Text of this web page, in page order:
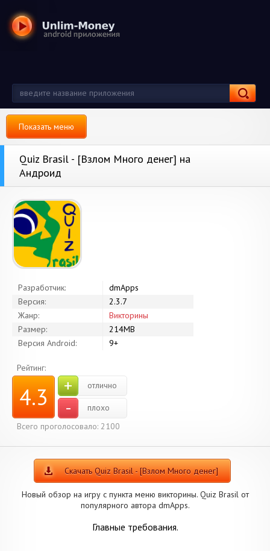
Показать меню
Quiz Brasil - [Взлом Много денег] на
Андроид
Разработчик:
dmApps
Версия:
2.3.7
Жанр:
Викторины
Размер:
214MB
Версия Android:
9+
Рейтинг:
4.3 + отлично
-
плохо
Всего проголосовало: 2100
Скачать Quiz Brasil - [Взлом Много денег]
Новый обзор на игру с пункта меню викторины. Quiz Brasil от
популярного автора dmApps.
Главные требования.